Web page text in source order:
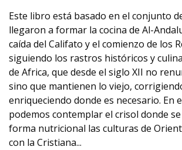
Este libro está basado en el conjunto
llegaron a formar la cocina de Al-
caída del Califato y el comienzo de los
siguiendo los rastros históricos y
de Africa, que desde el siglo XII no
sino que mantienen lo viejo,
enriqueciendo donde es necesario. En
podemos contemplar el crisol donde
forma nutricional las culturas de
con la Cristiana...